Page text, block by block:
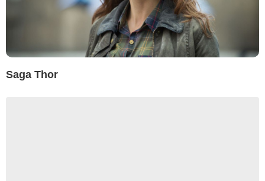
Saga Thor